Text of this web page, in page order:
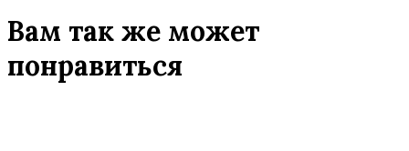
Вам так же может
понравиться